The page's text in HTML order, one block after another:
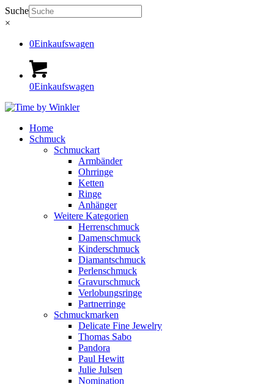
Suche
×
0Einkaufswagen
0Einkaufswagen
Home
Schmuck
Schmuckart
Armbänder
Ohrringe
Ketten
Ringe
Anhänger
Weitere Kategorien
Herrenschmuck
Damenschmuck
Kinderschmuck
Diamantschmuck
Perlenschmuck
Gravurschmuck
Verlobungsringe
Partnerringe
Schmuckmarken
Delicate Fine Jewelry
Thomas Sabo
Pandora
Paul Hewitt
Julie Julsen
Nomination